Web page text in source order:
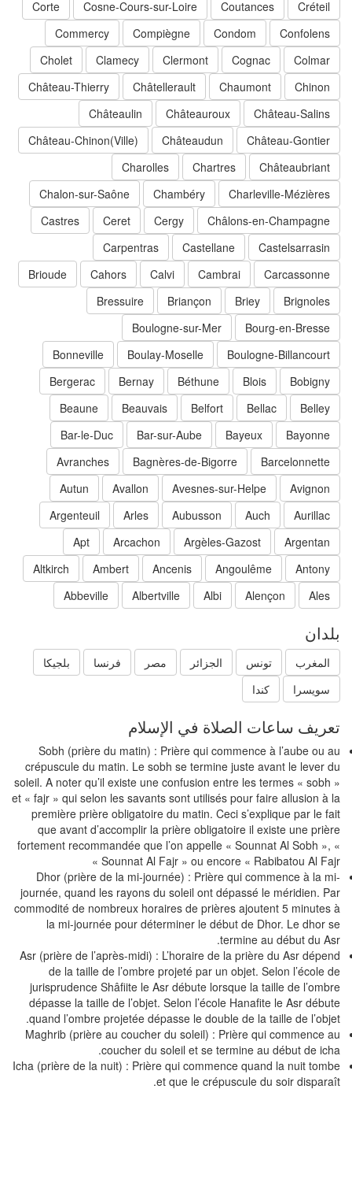
Créteil
Coutances
Cosne-Cours-sur-Loire
Corte
Confolens
Condom
Compiègne
Commercy
Colmar
Cognac
Clermont
Clamecy
Cholet
Chinon
Chaumont
Châtellerault
Château-Thierry
Château-Salins
Châteauroux
Châteaulin
Château-Gontier
Châteaudun
Château-Chinon(Ville)
Châteaubriant
Chartres
Charolles
Charleville-Mézières
Chambéry
Chalon-sur-Saône
Châlons-en-Champagne
Cergy
Ceret
Castres
Castelsarrasin
Castellane
Carpentras
Carcassonne
Cambrai
Calvi
Cahors
Brioude
Brignoles
Briey
Briançon
Bressuire
Bourg-en-Bresse
Boulogne-sur-Mer
Boulogne-Billancourt
Boulay-Moselle
Bonneville
Bobigny
Blois
Béthune
Bernay
Bergerac
Belley
Bellac
Belfort
Beauvais
Beaune
Bayonne
Bayeux
Bar-sur-Aube
Bar-le-Duc
Barcelonnette
Bagnères-de-Bigorre
Avranches
Avignon
Avesnes-sur-Helpe
Avallon
Autun
Aurillac
Auch
Aubusson
Arles
Argenteuil
Argentan
Argèles-Gazost
Arcachon
Antony
Angoulême
Ancenis
Ambert
Altkirch
Ales
Alençon
Albertville
Abbeville
المغرب تونس الجزائر مصر فرنسا
بلجيكا
سويسرا
ساعات الصلاة في الإسلام
Sobh (prière du matin) : Prière qui commence à l’aube ou
crépuscule du matin. Le sobh se termine juste avant le lever
soleil. A noter qu’il existe une confusion entre les termes «
et « fajr » qui selon les savants sont utilisés pour faire allusion à
première prière obligatoire du matin. Ceci s’explique par le
que avant d’accomplir la prière obligatoire il existe une
fortement recommandée que l’on appelle « Sounnat Al Sobh
Sounnat Al Fajr » ou encore « Rabibatou Al
Dhor (prière de la mi-journée) : Prière qui commence à la
journée, quand les rayons du soleil ont dépassé le méridien.
commodité de nombreux horaires de prières ajoutent 5
la mi-journée pour déterminer le début de Dhor. Le dhor
termine au début du
Asr (prière de l’après-midi) : L’horaire de la prière du Asr
de la taille de l’ombre projeté par un objet. Selon l’école
jurisprudence Shâfiite le Asr débute lorsque la taille de
dépasse la taille de l’objet. Selon l’école Hanafite le Asr
quand l’ombre projetée dépasse le double de la taille de
Maghrib (prière au coucher du soleil) : Prière qui commence
coucher du soleil et se termine au début de
Icha (prière de la nuit) : Prière qui commence quand la nuit
et que le crépuscule du soir